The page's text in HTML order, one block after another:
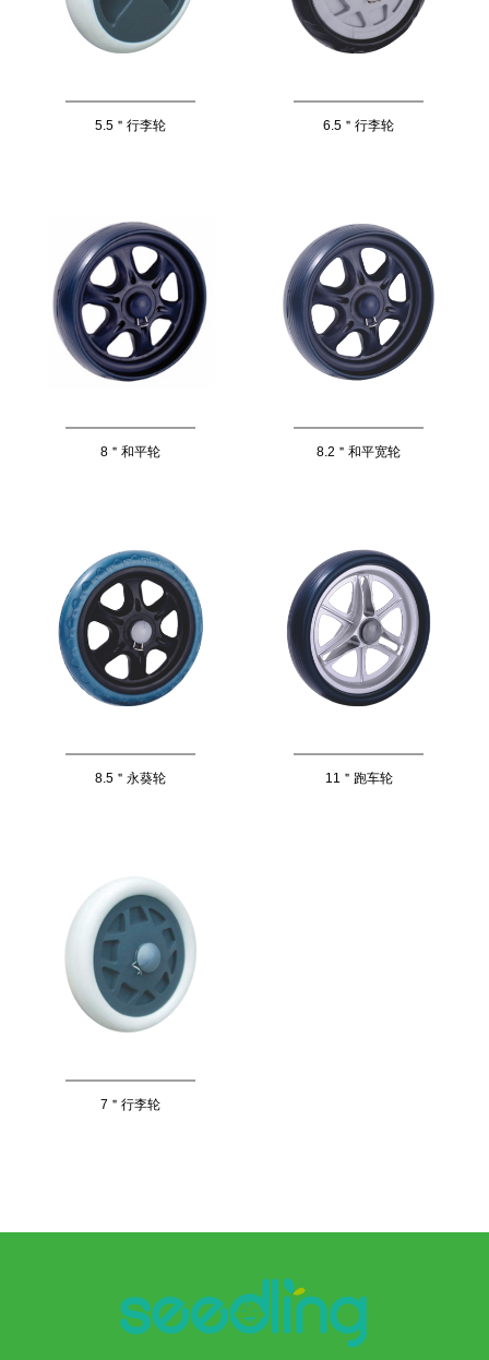
5.5＂行李轮 6.5＂行李轮
8＂和平轮 8.2＂和平宽轮
8.5＂永葵轮 11＂跑车轮
7＂行李轮